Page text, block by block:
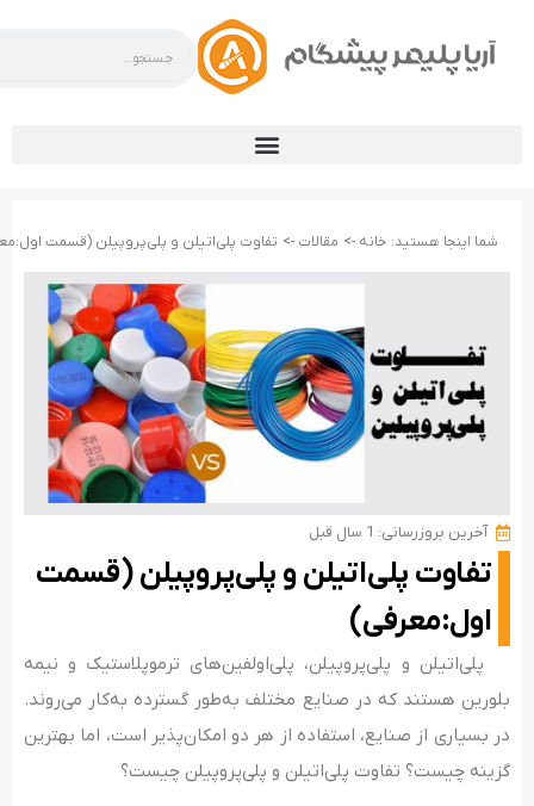
شما اینجا هستید: خانه -> مقالات -> تفاوت پلی‌اتیلن و پلی‌پروپیلن (قسمت
آخرین بروزرسانی: 1 سال قبل
تفاوت پلی‌اتیلن و پلی‌پروپیلن (قسمت
اول:معرفی)
پلی‌اتیلن و پلی‌پروپیلن، پلی‌اولفین‌های ترموپلاستیک و نیمه
بلورین هستند که در صنایع مختلف به‌طور گسترده به‌کار می‌روند.
در بسیاری از صنایع، استفاده از هر دو امکان‌پذیر است، اما بهترین
گزینه چیست؟ تفاوت پلی‌اتیلن و پلی‌پروپیلن چیست؟